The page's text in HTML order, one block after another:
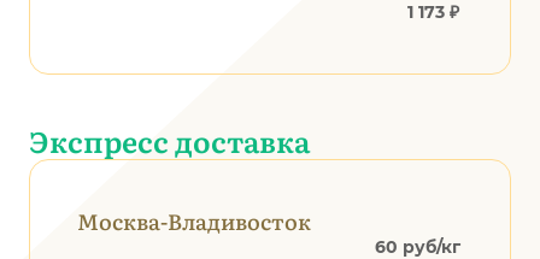
1 173 ₽
Экспресс доставка
Москва-Владивосток
60 руб/кг